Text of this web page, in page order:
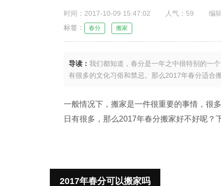
时间：2017-10-09 15:47:02 人气： 59
编
标签：
春分 搬家
导读： 我们都知道，春分是一年之中很特别的一
有很多的文化习俗和禁忌。那么2017年春分适合
一般情况下，搬家是一件很重要的事情，很
日有很多，那么2017年春分搬家好不好呢？
2017年春分可以搬家吗